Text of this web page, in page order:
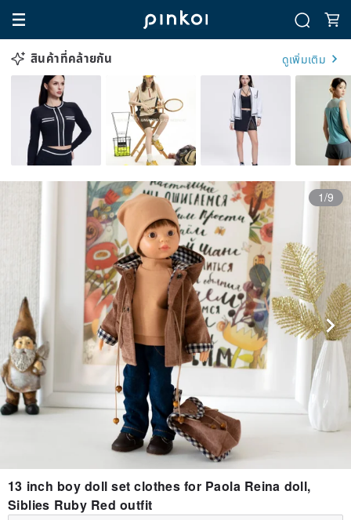
สินค้าที่คล้ายกัน ดูเพิ่มเติม
1/9
13 inch boy doll set clothes for Paola Reina doll,
Siblies Ruby Red outfit